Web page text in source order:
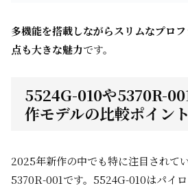
多機能を搭載しながらスリムなプロ
点も大きな魅力です。
5524G-010や5370R-
作モデルの比較ポイント
2025年新作の中でも特に注目されて
5370R-001です。5524G-010はパイ